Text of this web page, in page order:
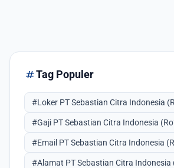
tagTag Populer
#Loker PT Sebastian Citra Indonesia
#Gaji PT Sebastian Citra Indonesia
#Email PT Sebastian Citra Indonesia
#Alamat PT Sebastian Citra Indonesia